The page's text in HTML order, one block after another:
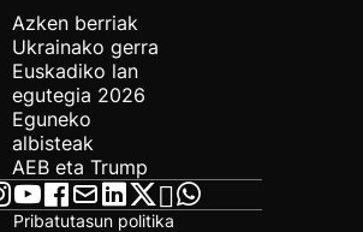
Azken berriak
Ukrainako gerra
Euskadiko lan
egutegia 2026
Eguneko
albisteak
AEB eta Trump
Pribatutasun politika